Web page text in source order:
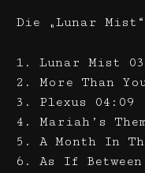
Die „Lunar
1. Lunar Mist
2. More Than
3. Plexus 04:09
4. Mariah’s
5. A Month In
6. As If Between